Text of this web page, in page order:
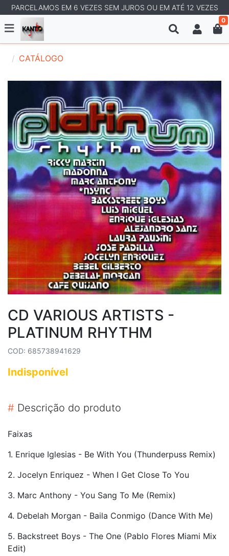
PARCELAMOS EM 6 VEZES SEM JUROS OU EM ATÉ 12 VEZES
0
CATÁLOGO
CD VARIOUS ARTISTS -
PLATINUM RHYTHM
COD: 685738941629
Indisponível
# Descrição do produto
Faixas
1. Enrique Iglesias - Be With You (Thunderpuss Remix)
2. Jocelyn Enriquez - When I Get Close To You
3. Marc Anthony - You Sang To Me (Remix)
4. Debelah Morgan - Baila Conmigo (Dance With Me)
5. Backstreet Boys - The One (Pablo Flores Miami Mix
Edit)